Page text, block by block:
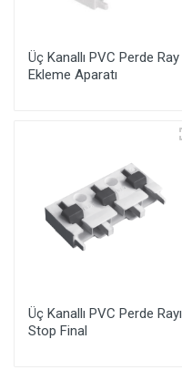
Üç Kanallı PVC Perde Ray
Ekleme Aparatı
Üç Kanallı PVC Perde Rayı
Stop Final